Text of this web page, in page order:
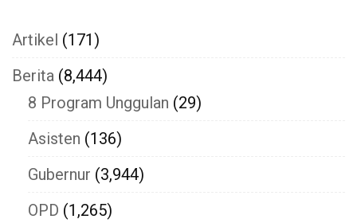
Artikel (171)
Berita (8,444)
8 Program Unggulan (29)
Asisten (136)
Gubernur (3,944)
OPD (1,265)